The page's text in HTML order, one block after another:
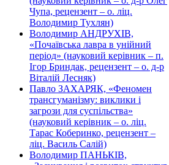
Чупа, рецензент – о. ліц.
Володимир Тухлян)
Володимир АНДРУХІВ,
«Почаївська лавра в унійний
період» (науковий керівник – п.
Ігор Бриндак, рецензент – о. д-р
Віталій Лесняк)
Павло ЗАХАРЯК, «Феномен
трансгуманізму: виклики і
загрози для суспільства»
(науковий керівник – о. ліц.
Тарас Коберинко, рецензент –
ліц. Василь Салій)
Володимир ПАНЬКІВ,